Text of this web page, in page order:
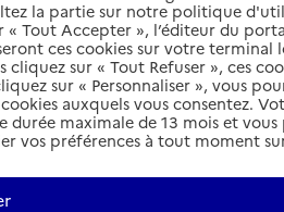
la partie sur notre politique
« Tout Accepter », l’éditeur du
ces cookies sur votre terminal
cliquez sur « Tout Refuser », ces
sur « Personnaliser », vous
auxquels vous consentez.
durée maximale de 13 mois et
vos préférences à tout moment